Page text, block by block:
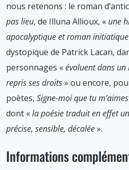
nous retenons : le roman
pas lieu, de Illuna Allioux, « une
apocalyptique et roman initiatique
dystopique de Patrick Lacan,
personnages «évoluent dans
repris ses droits» ou encore,
poètes, Signe-moi que tu m’aimes
dont «la poésie traduit en effet
précise, sensible, décalée».
Informations